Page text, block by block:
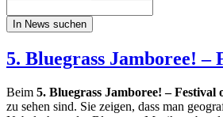
In News suchen
5. Bluegrass Jamboree! –
Beim 5. Bluegrass Jamboree! –
zu sehen sind. Sie zei­gen, dass man